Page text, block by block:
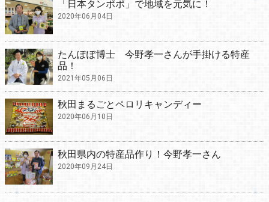
「日本タンポポ」で地域を元気に！
2020年06月04日
たんぽぽ博士 今野孝一さんが手掛ける特産
品！
2021年05月06日
秋田まるごとペロリキャンディー
2020年06月10日
秋田県内の特産品作り！今野孝一さん
2020年09月24日